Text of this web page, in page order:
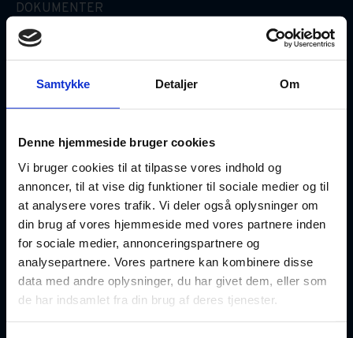
Samtykke Detaljer Om
Denne hjemmeside bruger cookies
Vi bruger cookies til at tilpasse vores indhold og
annoncer, til at vise dig funktioner til sociale medier og til
at analysere vores trafik. Vi deler også oplysninger om
din brug af vores hjemmeside med vores partnere inden
for sociale medier, annonceringspartnere og
analysepartnere. Vores partnere kan kombinere disse
data med andre oplysninger, du har givet dem, eller som
de har indsamlet fra din brug af deres tjenester.
DOKUMENTER
Erhvervslejekontrakt (Simpel)
Gældsbrev
Fuldmagter
GOD VIDEN
Oversigt over dokumenter
For privatrådgivere